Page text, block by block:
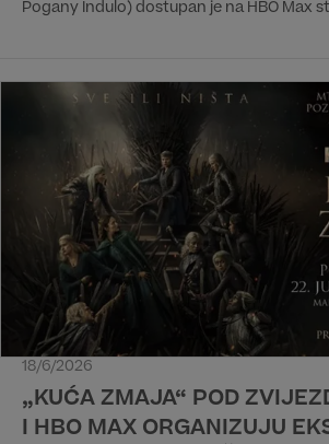
Pogany Indulo) dostupan je na HBO Max
18/6/2026
„KUĆA ZMAJA“ POD
I HBO MAX ORGANIZUJU